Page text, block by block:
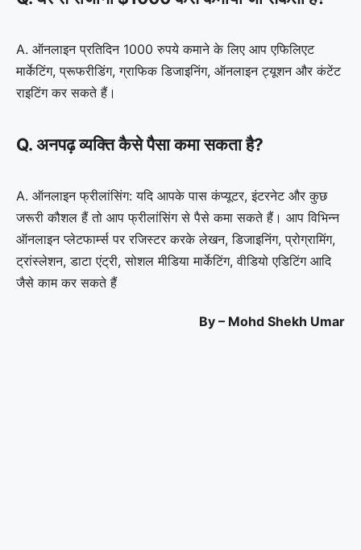
A. ऑनलाइन प्रतिदिन 1000 रुपये कमाने के लिए आप एफिलिएट
मार्केटिंग, प्रूफरीडिंग, ग्राफिक डिजाइनिंग, ऑनलाइन ट्यूशन और कंटेंट
राइटिंग कर सकते हैं।
Q. अनपढ़ व्यक्ति कैसे पैसा कमा सकता है?
A. ऑनलाइन फ्रीलांसिंग: यदि आपके पास कंप्यूटर, इंटरनेट और कुछ
जरूरी कौशल हैं तो आप फ्रीलांसिंग से पैसे कमा सकते हैं। आप विभिन्न
ऑनलाइन प्लेटफार्म्स पर रजिस्टर करके लेखन, डिजाइनिंग, प्रोग्रामिंग,
ट्रांस्लेशन, डाटा एंट्री, सोशल मीडिया मार्केटिंग, वीडियो एडिटिंग आदि
जैसे काम कर सकते हैं
By – Mohd Shekh Umar